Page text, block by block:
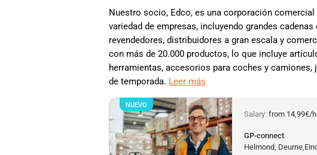
Nuestro socio, Edco, es una corporación
variedad de empresas, incluyendo grandes
revendedores, distribuidores a gran escala y
con más de 20.000 productos, lo que incluye
herramientas, accesorios para coches y
de temporada. Leer más
Salary: from 14,99€/h
GP-connect
Helmond,
NUEVO